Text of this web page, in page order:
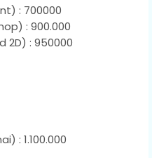
: 700000
: 900.000
2D) : 950000
: 1.100.000